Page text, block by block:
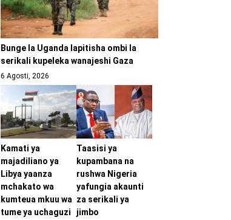
Bunge la Uganda lapitisha ombi la
serikali kupeleka wanajeshi Gaza
6 Agosti, 2026
Kamati ya
majadiliano ya
Libya yaanza
mchakato wa
kumteua mkuu wa
tume ya uchaguzi
Taasisi ya
kupambana na
rushwa Nigeria
yafungia akaunti
za serikali ya
jimbo